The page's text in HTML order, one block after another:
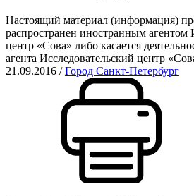
Настоящий материал (информация)
распространен иностранным агентом
центр «Сова» либо касается
агента Исследовательский центр
21.09.2016 /Город Санкт-Петербург